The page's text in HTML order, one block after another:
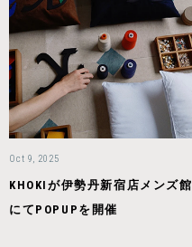
Oct 9, 2025
KHOKIが伊勢丹新宿店メンズ館
にてPOPUPを開催